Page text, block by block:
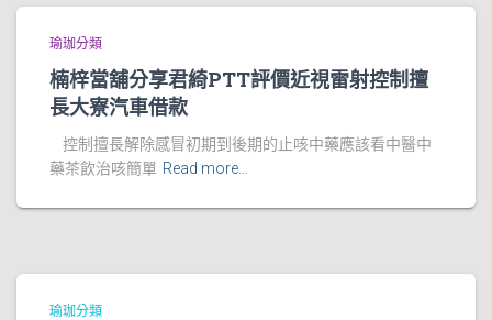
瑜珈分類
楠梓當舖分享君綺PTT評價近視雷射控制擅
長大寮汽車借款
控制擅長解除感冒初期到後期的止咳中藥應該看中醫中
藥茶飲治咳簡單 Read more…
瑜珈分類